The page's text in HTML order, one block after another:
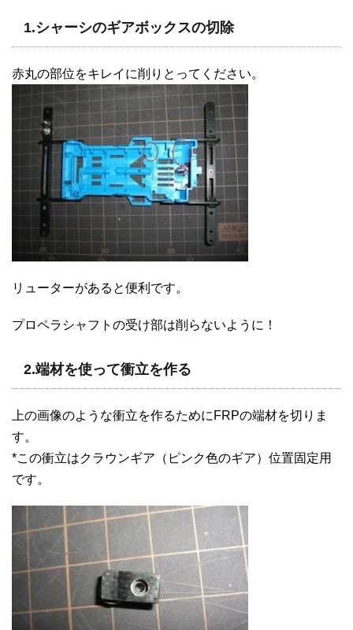
1.シャーシのギアボックスの切除
赤丸の部位をキレイに削りとってください。
リューターがあると便利です。
プロペラシャフトの受け部は削らないように！
2.端材を使って衝立を作る
上の画像のような衝立を作るためにFRPの端材を切りま
す。
*この衝立はクラウンギア（ピンク色のギア）位置固定用
です。